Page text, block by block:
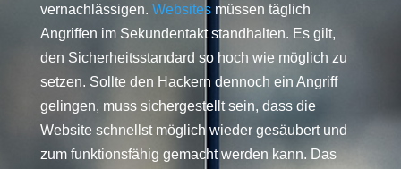
vernachlässigen. Websitesmüssen täglich
Angriffen im Sekundentakt standhalten. Es gilt,
den Sicherheitsstandard so hoch wie möglich zu
setzen. Sollte den Hackern dennoch ein Angriff
gelingen, muss sichergestellt sein, dass die
Website schnellst möglich wieder gesäubert und
zum funktionsfähig gemacht werden kann. Das